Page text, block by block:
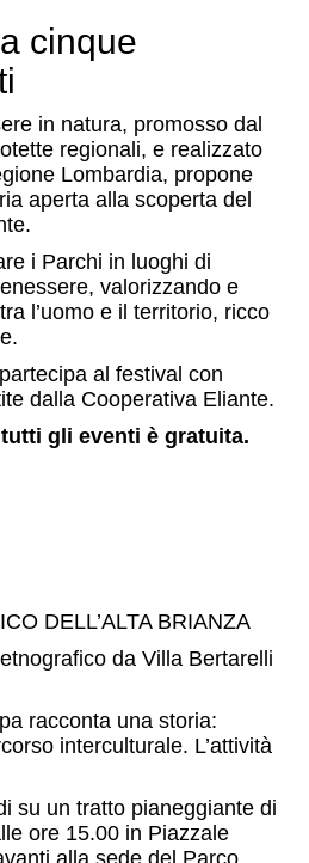
cinque
in natura, promosso dal
regionali, e realizzato
Lombardia, propone
aperta alla scoperta del
i Parchi in luoghi di
valorizzando e
l’uomo e il territorio, ricco
al festival con
dalla Cooperativa Eliante.
gli eventi è gratuita.
DELL’ALTA BRIANZA
da Villa Bertarelli
racconta una storia:
interculturale. L’attività
su un tratto pianeggiante di
ore 15.00 in Piazzale